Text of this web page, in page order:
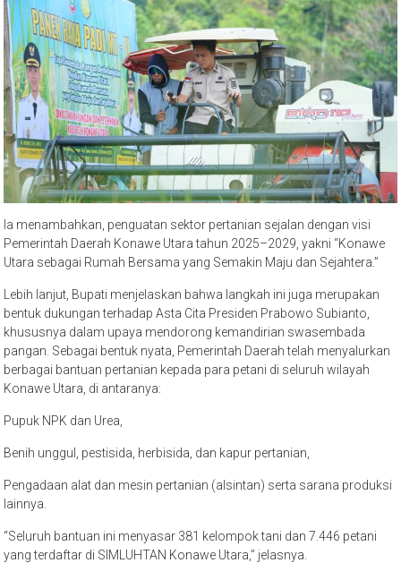
Ia menambahkan, penguatan sektor pertanian sejalan dengan visi
Pemerintah Daerah Konawe Utara tahun 2025–2029, yakni “Konawe
Utara sebagai Rumah Bersama yang Semakin Maju dan Sejahtera.”
Lebih lanjut, Bupati menjelaskan bahwa langkah ini juga merupakan
bentuk dukungan terhadap Asta Cita Presiden Prabowo Subianto,
khususnya dalam upaya mendorong kemandirian swasembada
pangan. Sebagai bentuk nyata, Pemerintah Daerah telah menyalurkan
berbagai bantuan pertanian kepada para petani di seluruh wilayah
Konawe Utara, di antaranya:
Pupuk NPK dan Urea,
Benih unggul, pestisida, herbisida, dan kapur pertanian,
Pengadaan alat dan mesin pertanian (alsintan) serta sarana produksi
lainnya.
“Seluruh bantuan ini menyasar 381 kelompok tani dan 7.446 petani
yang terdaftar di SIMLUHTAN Konawe Utara,” jelasnya.